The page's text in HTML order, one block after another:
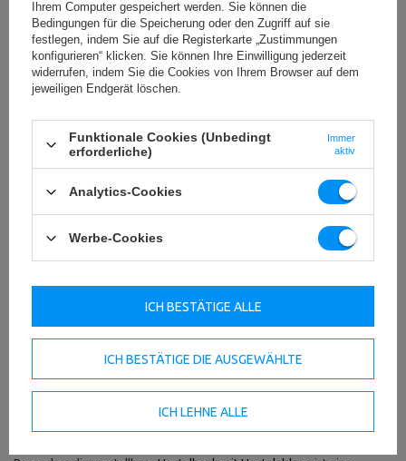
bietet.Jede Variante hat ihre Vorteile, abhängig vom Level des
Trainierenden und dem gewünschten Trainingsziel. Entscheidend ist
eine präzise Ausführung, um die Muskelspannung optimal zu nutzen
und die besten Ergebnisse zu erzielen.
Beim Negativ-Bankdrücken spielt die Wahl der richtigen
Negativbank
eine entscheidende Rolle. Eine stabile Konstruktion mit rutschfesten
Übungsausführung.
Wichtige Eigenschaften einer guten Negativbank
Eine ergonomische Form reduziert die Belastung auf Schultern und
Rücken, während robuste Materialien für Stabilität sorgen. Die
Sicherheit und Komfort beim Training
Eine hochwertige Trainingsbank verbessert die Kontrolle über
Ihrem Computer gespeichert werden. Sie können die
Bedingungen für die Speicherung oder den Zugriff auf sie
festlegen, indem Sie auf die Registerkarte „Zustimmungen
konfigurieren“ klicken. Sie können Ihre Einwilligung jederzeit
widerrufen, indem Sie die Cookies von Ihrem Browser auf dem
jeweiligen Endgerät löschen.
Funktionale Cookies (Unbedingt
erforderliche)
Immer
aktiv
Analytics-Cookies
Werbe-Cookies
ICH BESTÄTIGE DIE AUSGEWÄHLTE
ICH LEHNE ALLE
ICH BESTÄTIGE ALLE